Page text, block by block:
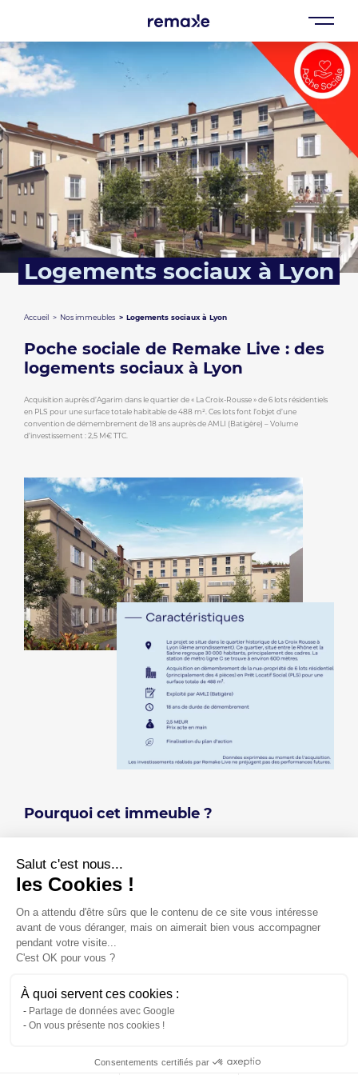
Logements sociaux à Lyon
Accueil Nos immeubles Logements sociaux à Lyon
Poche sociale de Remake Live : des
logements sociaux à Lyon
Acquisition auprès d’Agarim dans le quartier de « La Croix-Rousse » de 6 lots résidentiels
en PLS pour une surface totale habitable de 488 m². Ces lots font l’objet d’une
convention de démembrement de 18 ans auprès de AMLI (Batigère) – Volume
d’investissement : 2,5 M€ TTC.
Pourquoi cet immeuble ?
Croix Rousse, dans un arrondissement emblématique de Lyon.
- Des lots d’une surface moyenne de 80 m² avec espaces extérieurs au sein d’un
bâtiment historique, ancien couvent, entièrement réhabilité.
Se positionner dans un quartier très recherché de Lyon au sein d’une bâtisse
remarquable.
Mentions légales
Salut c'est nous...
les Cookies !
On a attendu d'être sûrs que le contenu de ce site vous intéresse
avant de vous déranger, mais on aimerait bien vous accompagner
pendant votre visite...
C'est OK pour vous ?
À quoi servent ces cookies :
Partage de données avec Google
On vous présente nos cookies !
Consentements certifiés par